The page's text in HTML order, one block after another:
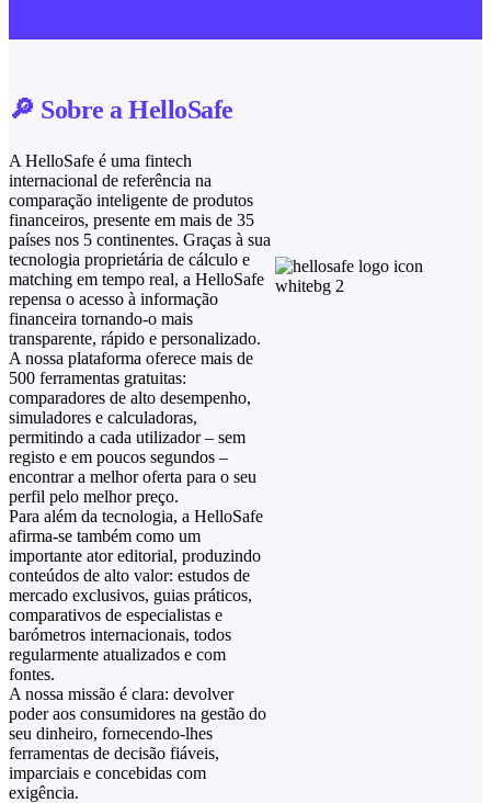
🔎 Sobre a HelloSafe
A HelloSafe é uma fintech
internacional de referência na
comparação inteligente de produtos
financeiros, presente em mais de 35
países nos 5 continentes. Graças à sua
tecnologia proprietária de cálculo e
matching em tempo real, a HelloSafe
repensa o acesso à informação
financeira tornando-o mais
transparente, rápido e personalizado.
A nossa plataforma oferece mais de
500 ferramentas gratuitas:
comparadores de alto desempenho,
simuladores e calculadoras,
permitindo a cada utilizador – sem
registo e em poucos segundos –
encontrar a melhor oferta para o seu
perfil pelo melhor preço.
Para além da tecnologia, a HelloSafe
afirma‑se também como um
importante ator editorial, produzindo
conteúdos de alto valor: estudos de
mercado exclusivos, guias práticos,
comparativos de especialistas e
barómetros internacionais, todos
regularmente atualizados e com
fontes.
A nossa missão é clara: devolver
poder aos consumidores na gestão do
seu dinheiro, fornecendo-lhes
ferramentas de decisão fiáveis,
imparciais e concebidas com
exigência.